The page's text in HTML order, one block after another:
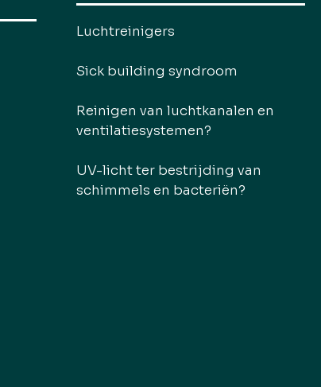
Luchtreinigers
Sick building syndroom
Reinigen van luchtkanalen en
ventilatiesystemen?
UV-licht ter bestrijding van
schimmels en bacteriën?